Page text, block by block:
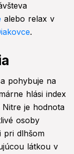
alebo relax v
.
pohybuje na
hlási index
je hodnota
osoby
pri dlhšom
látkou v